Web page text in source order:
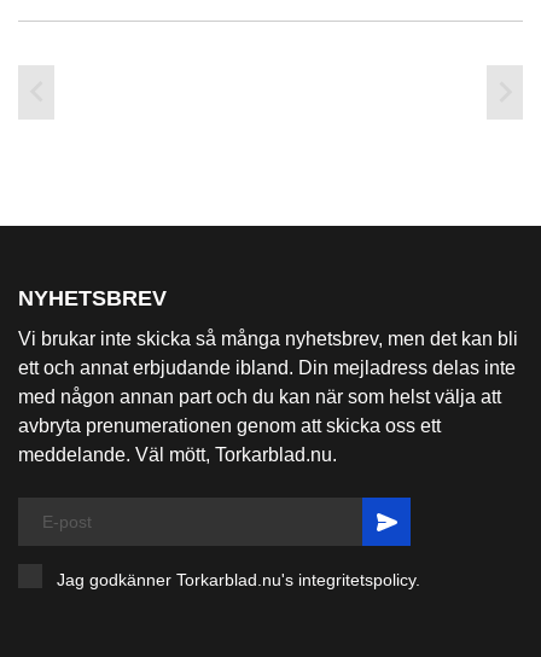
NYHETSBREV
Vi brukar inte skicka så många nyhetsbrev, men det kan bli
ett och annat erbjudande ibland. Din mejladress delas inte
med någon annan part och du kan när som helst välja att
avbryta prenumerationen genom att skicka oss ett
meddelande. Väl mött, Torkarblad.nu.
Jag godkänner Torkarblad.nu's integritetspolicy.